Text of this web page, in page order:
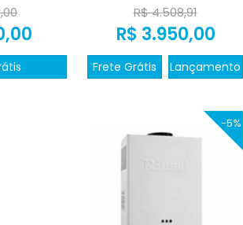
R$ 4.508,91
R$ 3.950,00
Frete Grátis Lançamento
-5%